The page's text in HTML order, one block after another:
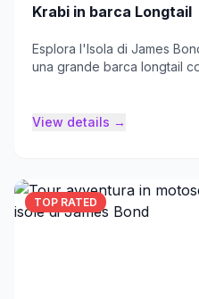
Krabi in barca Longtail
Esplora l'Isola di James
una grande barca longtail
View details →
TOP RATED